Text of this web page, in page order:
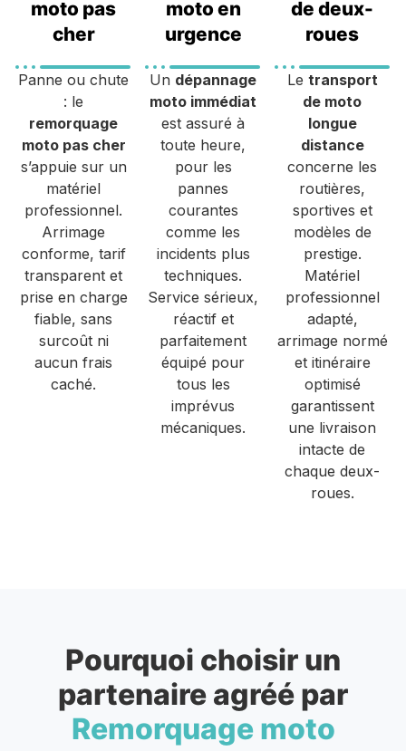
moto pas
cher
Panne ou chute
: le
remorquage
moto pas cher
s’appuie sur un
matériel
professionnel.
Arrimage
conforme, tarif
transparent et
prise en charge
fiable, sans
surcoût ni
aucun frais
caché.
moto en
urgence
Un dépannage
moto immédiat
est assuré à
toute heure,
pour les
pannes
courantes
comme les
incidents plus
techniques.
Service sérieux,
réactif et
parfaitement
équipé pour
tous les
imprévus
mécaniques.
de deux-
roues
Le transport
de moto
longue
distance
concerne les
routières,
sportives et
modèles de
prestige.
Matériel
professionnel
adapté,
arrimage normé
et itinéraire
optimisé
garantissent
une livraison
intacte de
chaque deux-
roues.
Pourquoi choisir un
partenaire agréé par
Remorquage moto